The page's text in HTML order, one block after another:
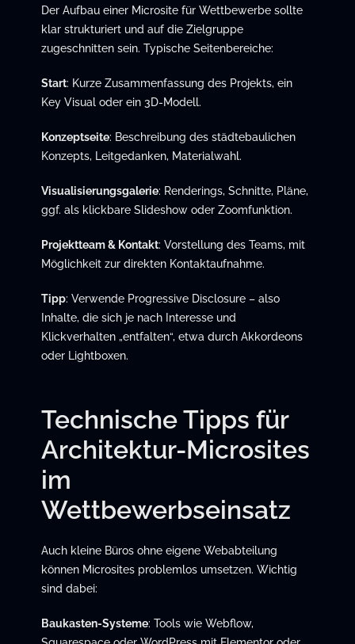
Der Aufbau einer Microsite für Wettbewerbe sollte
klar strukturiert und auf die Zielgruppe
zugeschnitten sein. Typische Seitenbereiche:
Start: Kurze Zusammenfassung des Projekts, ein
Key Visual oder ein 3D-Modell.
Konzeptseite: Beschreibung des städtebaulichen
Konzepts, Leitgedanken, Materialwahl.
Visualisierungsgalerie: Renderings, Schnitte, Pläne,
ggf. als klickbare Slideshow oder Zoomfunktion.
Projektteam & Kontakt: Vorstellung des Teams, mit
Möglichkeit zur direkten Kontaktaufnahme.
Tipp: Verwende Progressive Disclosure – also
Inhalte, die sich je nach Interesse und
Klickverhalten „entfalten“, etwa durch Akkordeons
oder Lightboxen.
Technische Tipps für
Architektur-Microsites
im
Wettbewerbseinsatz
Auch kleine Büros ohne eigene Webabteilung
können Microsites problemlos umsetzen. Wichtig
sind dabei:
Baukasten-Systeme: Tools wie Webflow,